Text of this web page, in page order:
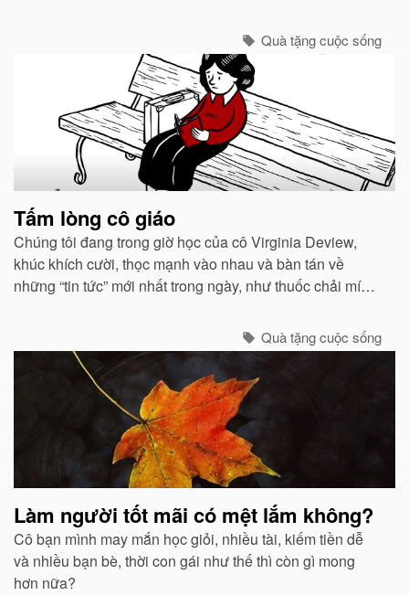
Quà tặng cuộc sống
Tấm lòng cô giáo
Chúng tôi đang trong giờ học của cô Virginia Deview,
khúc khích cười, thọc mạnh vào nhau và bàn tán về
những “tin tức” mới nhất trong ngày, như thuốc chải mí
Quà tặng cuộc sống
Làm người tốt mãi có mệt lắm không?
Cô bạn mình may mắn học giỏi, nhiều tài, kiếm tiền dễ
và nhiều bạn bè, thời con gái như thế thì còn gì mong
hơn nữa?